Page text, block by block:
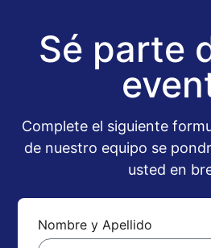
Sé parte
Complete el siguiente
de nuestro equipo se
usted en
Nombre y Apellido